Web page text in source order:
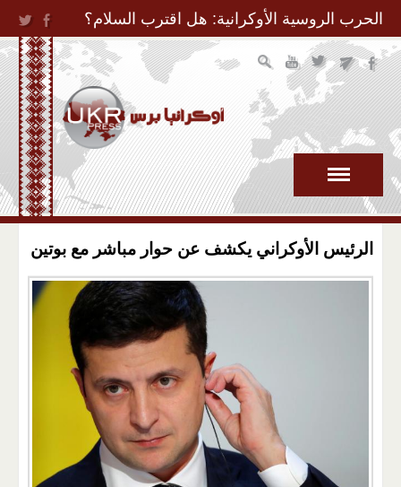
Jump to Navigation
الحرب الروسية الأوكرانية: هل اقترب السلام؟
الرئيس الأوكراني يكشف عن حوار مباشر مع بوتين